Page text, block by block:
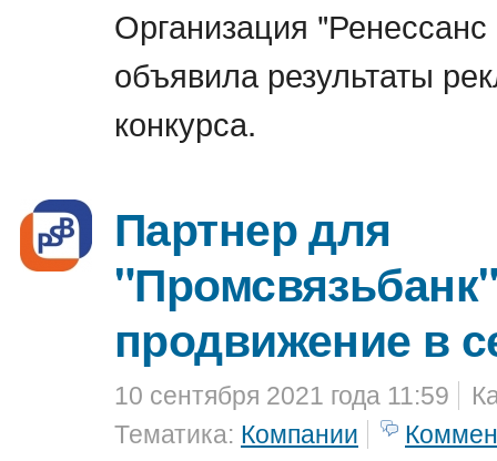
Организация
объявила результаты
конкурса.
Партнер для
продвижение в
10 сентября 2021 года 11:59
Тематика: Компании